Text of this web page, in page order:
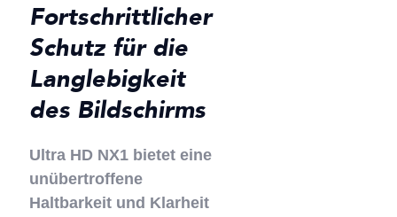
Fortschrittlicher
Schutz für die
Langlebigkeit
des Bildschirms
Ultra HD NX1 bietet eine
unübertroffene
Haltbarkeit und Klarheit